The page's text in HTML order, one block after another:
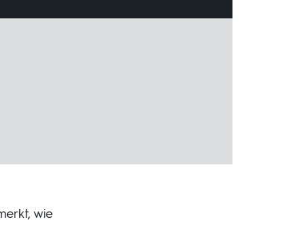
wie